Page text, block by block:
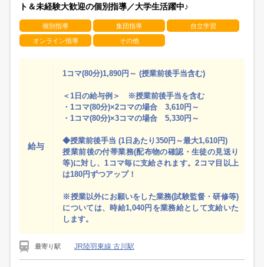
ト＆未経験大歓迎の個別指導／大学生活躍中♪
個別指導 集団指導 自立学習
オンライン指導 その他
給与
1コマ(80分)1,890円～ (授業前後手当含む)
＜1日の給与例＞ ※授業前後手当を含む
・1コマ(80分)×2コマの場合 3,610円～
・1コマ(80分)×3コマの場合 5,330円～
◆授業前後手当 (1日あたり350円～最大1,610円)
授業前後の付帯業務(配布物の確認・生徒の見送り
等)に対し、1コマ毎に支給されます。2コマ目以上
は180円ずつアップ！
※授業以外にお願いをした業務(試験監督・研修等)
については、時給1,040円を業務給として支給いた
します。
最寄り駅 JR陸羽東線 古川駅